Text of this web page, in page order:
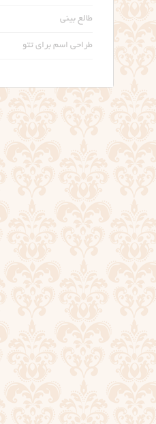
طالع بینی
طراحی اسم برای تتو